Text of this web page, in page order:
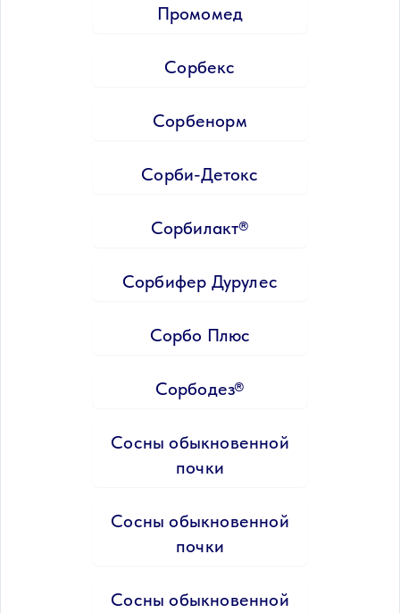
Промомед
Сорбекс
Сорбенорм
Сорби-Детокс
Сорбилакт®
Сорбифер Дурулес
Сорбо Плюс
Сорбодез®
Сосны обыкновенной
почки
Сосны обыкновенной
почки
Сосны обыкновенной